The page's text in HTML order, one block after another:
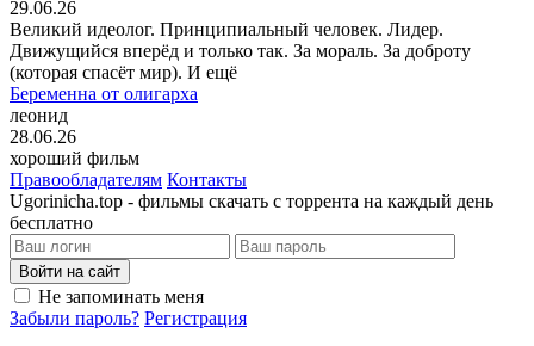
29.06.26
Великий идеолог. Принципиальный человек. Лидер.
Движущийся вперёд и только так. За мораль. За доброту
(которая спасёт мир). И ещё
Беременна от олигарха
леонид
28.06.26
хороший фильм
Правообладателям Контакты
Ugorinicha.top - фильмы скачать с торрента на каждый день
бесплатно
Войти на сайт
Не запоминать меня
Забыли пароль? Регистрация